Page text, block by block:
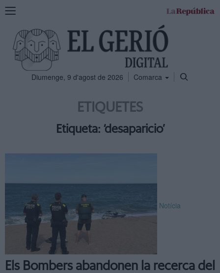
Mostra
navegació
Diumenge, 9 d'agost de 2026 Comarca
ETIQUETES
Etiqueta: ‘desaparicio’
Notícia
Els Bombers abandonen la recerca del